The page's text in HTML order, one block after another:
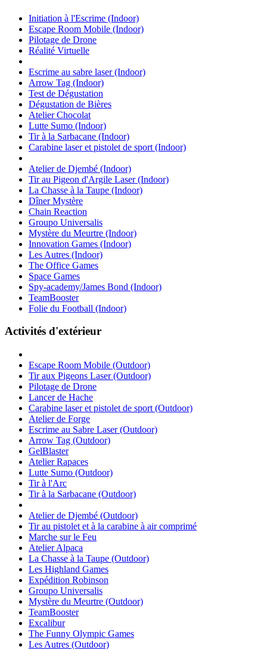
Initiation à l'Escrime (Indoor)
Escape Room Mobile (Indoor)
Pilotage de Drone
Réalité Virtuelle
Escrime au sabre laser (Indoor)
Arrow Tag (Indoor)
Test de Dégustation
Dégustation de Bières
Atelier Chocolat
Lutte Sumo (Indoor)
Tir à la Sarbacane (Indoor)
Carabine laser et pistolet de sport (Indoor)
Atelier de Djembé (Indoor)
Tir au Pigeon d'Argile Laser (Indoor)
La Chasse à la Taupe (Indoor)
Dîner Mystère
Chain Reaction
Groupo Universalis
Mystère du Meurtre (Indoor)
Innovation Games (Indoor)
Les Autres (Indoor)
The Office Games
Space Games
Spy-academy/James Bond (Indoor)
TeamBooster
Folie du Football (Indoor)
Activités d'extérieur
Escape Room Mobile (Outdoor)
Tir aux Pigeons Laser (Outdoor)
Pilotage de Drone
Lancer de Hache
Carabine laser et pistolet de sport (Outdoor)
Atelier de Forge
Escrime au Sabre Laser (Outdoor)
Arrow Tag (Outdoor)
GelBlaster
Atelier Rapaces
Lutte Sumo (Outdoor)
Tir à l'Arc
Tir à la Sarbacane (Outdoor)
Atelier de Djembé (Outdoor)
Tir au pistolet et à la carabine à air comprimé
Marche sur le Feu
Atelier Alpaca
La Chasse à la Taupe (Outdoor)
Les Highland Games
Expédition Robinson
Groupo Universalis
Mystère du Meurtre (Outdoor)
TeamBooster
Excalibur
The Funny Olympic Games
Les Autres (Outdoor)